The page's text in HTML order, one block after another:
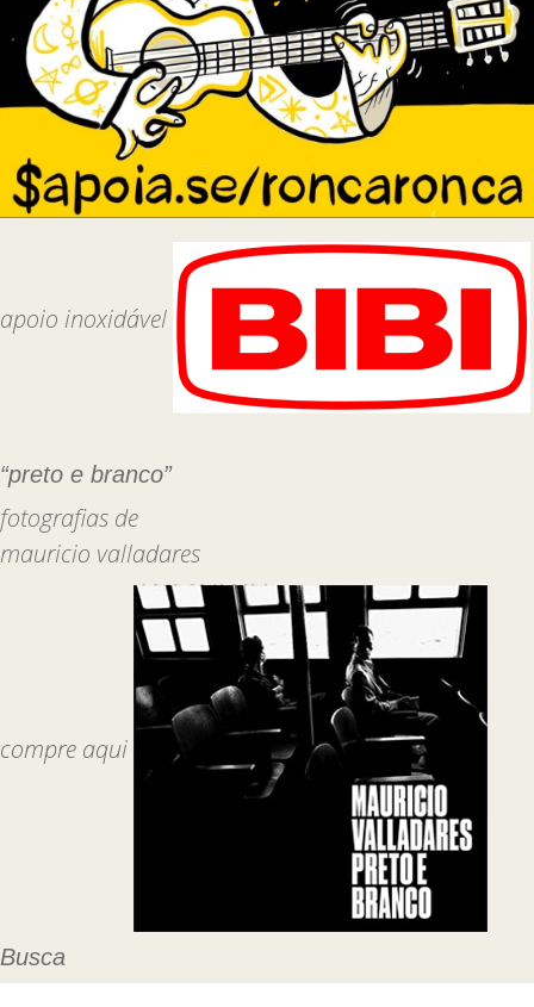
apoio inoxidável
“preto e branco”
fotografias de
mauricio valladares
compre aqui
Busca